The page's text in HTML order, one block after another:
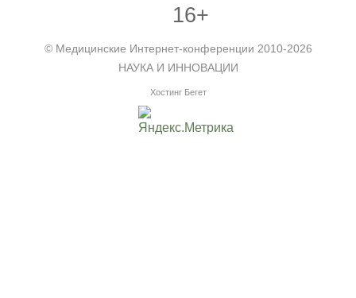
16+
© Медицинские Интернет-конференции 2010-2026
НАУКА И ИННОВАЦИИ
Хостинг Бегет